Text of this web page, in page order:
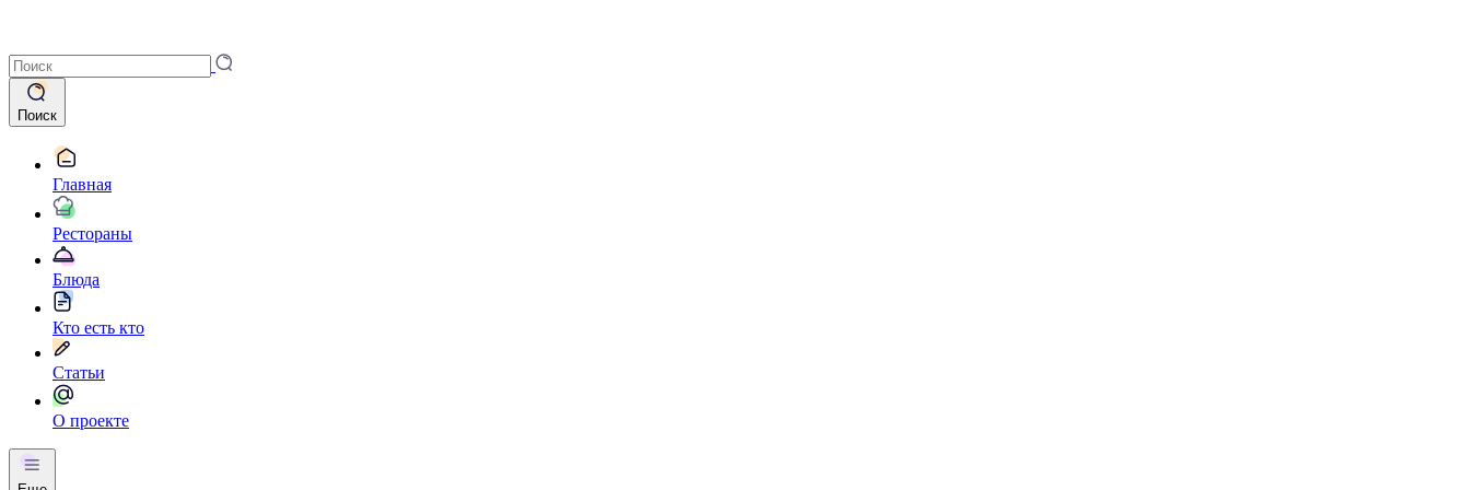
Поиск
Главная
Рестораны
Блюда
Кто есть кто
Статьи
О проекте